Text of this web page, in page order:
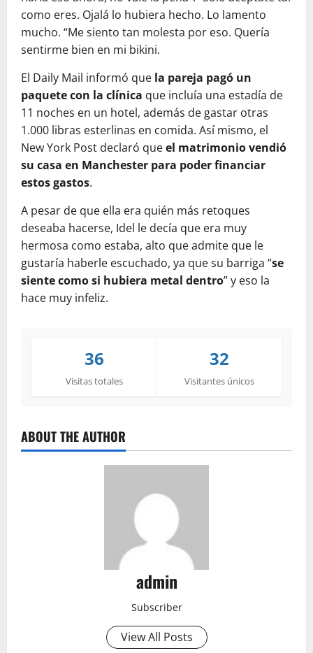
como eres. Ojalá lo hubiera hecho. Lo lamento
mucho. “Me siento tan molesta por eso. Quería
sentirme bien en mi bikini.
El Daily Mail informó que la pareja pagó un
paquete con la clínica que incluía una estadía de
11 noches en un hotel, además de gastar otras
1.000 libras esterlinas en comida. Así mismo, el
New York Post declaró queel matrimonio vendió
su casa en Manchester para poder financiar
estos gastos.
A pesar de que ella era quién más retoques
deseaba hacerse, Idel le decía que era muy
hermosa como estaba, alto que admite que le
gustaría haberle escuchado, ya que su barriga “se
siente como si hubiera metal dentro” y eso la
hace muy infeliz.
36
Visitas totales
32
Visitantes únicos
ABOUT THE AUTHOR
admin
Subscriber
View All Posts